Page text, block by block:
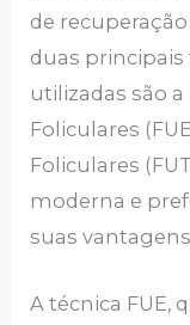
de
duas
utilizadas são
Foliculares
Foliculares
moderna e
suas
A técnica FUE,